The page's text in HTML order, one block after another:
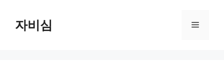
자비심 메